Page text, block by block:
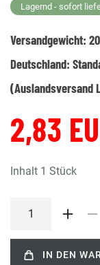
Lagernd - sofort
Versandgewicht: 20
Deutschland:
(Auslandsversand
2,83
Inhalt 1 Stück
IN DEN